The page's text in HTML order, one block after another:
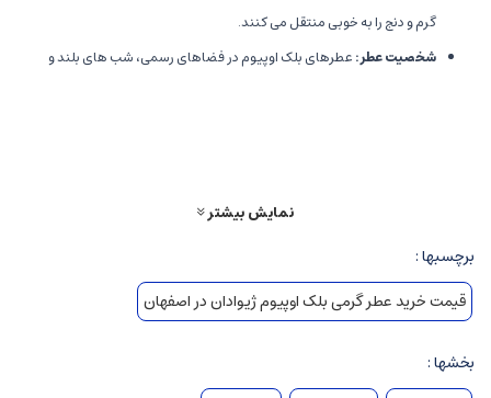
گرم و دنج را به خوبی منتقل می کنند.
شخصیت عطر:عطرهای بلک اوپیوم در فضاهای رسمی، شب های بلند و
نت های رایحه و ساختار عطرهای گرم بلک اوپیوم
نت های اولیه:معمولاً شامل ادویه ها مانند فلفل سیاه، دارچین، و مرکبات
نمایش بیشتر
برچسبها :
قیمت خرید عطر گرمی بلک اوپیوم ژیوادان در اصفهان
بخشها :